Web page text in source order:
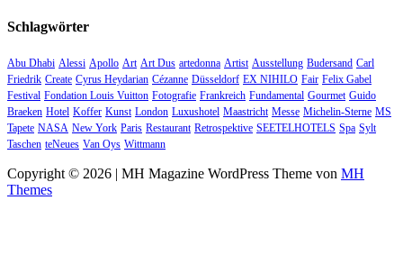
Schlagwörter
Abu Dhabi Alessi Apollo Art Art Dus artedonna Artist Ausstellung Budersand Carl
Friedrik Create Cyrus Heydarian Cézanne Düsseldorf EX NIHILO Fair Felix Gabel
Festival Fondation Louis Vuitton Fotografie Frankreich Fundamental Gourmet Guido
Braeken Hotel Koffer Kunst London Luxushotel Maastricht Messe Michelin-Sterne MS
Tapete NASA New York Paris Restaurant Retrospektive SEETELHOTELS Spa Sylt
Taschen teNeues Van Oys Wittmann
Copyright © 2026 | MH Magazine WordPress Theme von MH
Themes